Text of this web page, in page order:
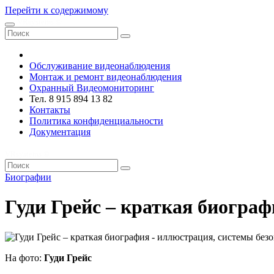
Перейти к содержимому
Обслуживание видеонаблюдения
Монтаж и ремонт видеонаблюдения
Охранный Видеомониторинг
Тел. 8 915 894 13 82
Контакты
Политика конфиденциальности
Документация
Биографии
Гуди Грейс – краткая
На фото: Гуди Грейс